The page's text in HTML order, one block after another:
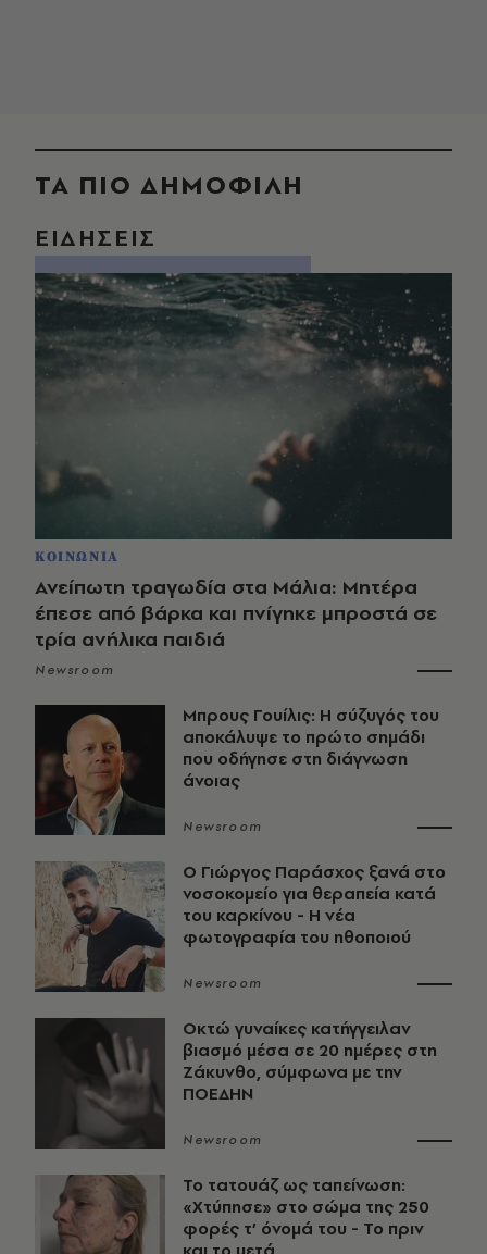
ΤΑ ΠΙΟ ΔΗΜΟΦΙΛΗ
ΕΙΔΗΣΕΙΣ
ΚΟΙΝΩΝΙΑ
Ανείπωτη τραγωδία στα Μάλια: Μητέρα
έπεσε από βάρκα και πνίγηκε μπροστά σε
τρία ανήλικα παιδιά
Newsroom
Μπρους Γουίλις: Η σύζυγός του
αποκάλυψε το πρώτο σημάδι
που οδήγησε στη διάγνωση
άνοιας
Newsroom
O Γιώργος Παράσχος ξανά στο
νοσοκομείο για θεραπεία κατά
του καρκίνου - Η νέα
φωτογραφία του ηθοποιού
Newsroom
Οκτώ γυναίκες κατήγγειλαν
βιασμό μέσα σε 20 ημέρες στη
Ζάκυνθο, σύμφωνα με την
ΠΟΕΔΗΝ
Newsroom
Το τατουάζ ως ταπείνωση:
«Χτύπησε» στο σώμα της 250
φορές τ’ όνομά του - Το πριν